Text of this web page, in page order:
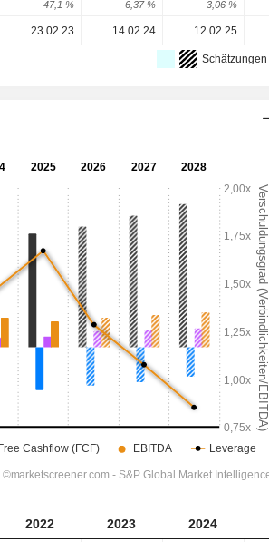
47,1 % 6,37 % 3,06 %
23.02.23 14.02.24 12.02.25
Schätzungen
2022 2023 2024